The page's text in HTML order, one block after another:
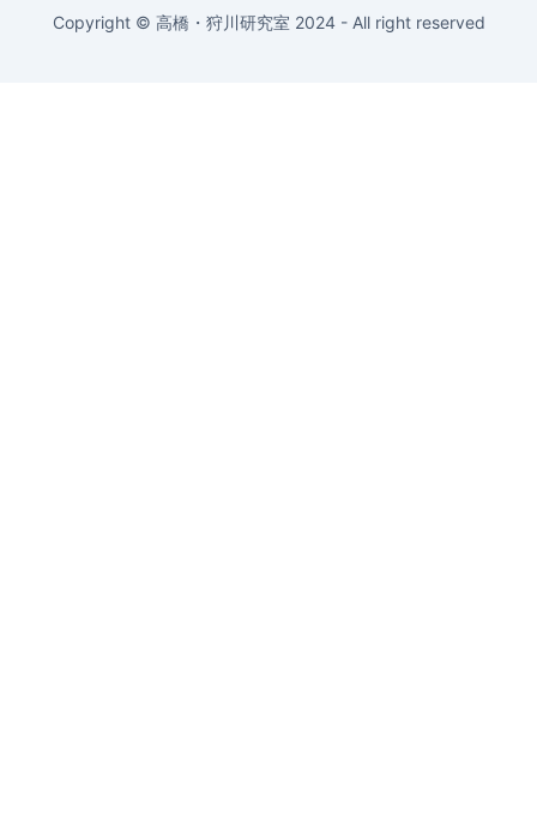
Copyright © 高橋・狩川研究室 2024 - All right reserved